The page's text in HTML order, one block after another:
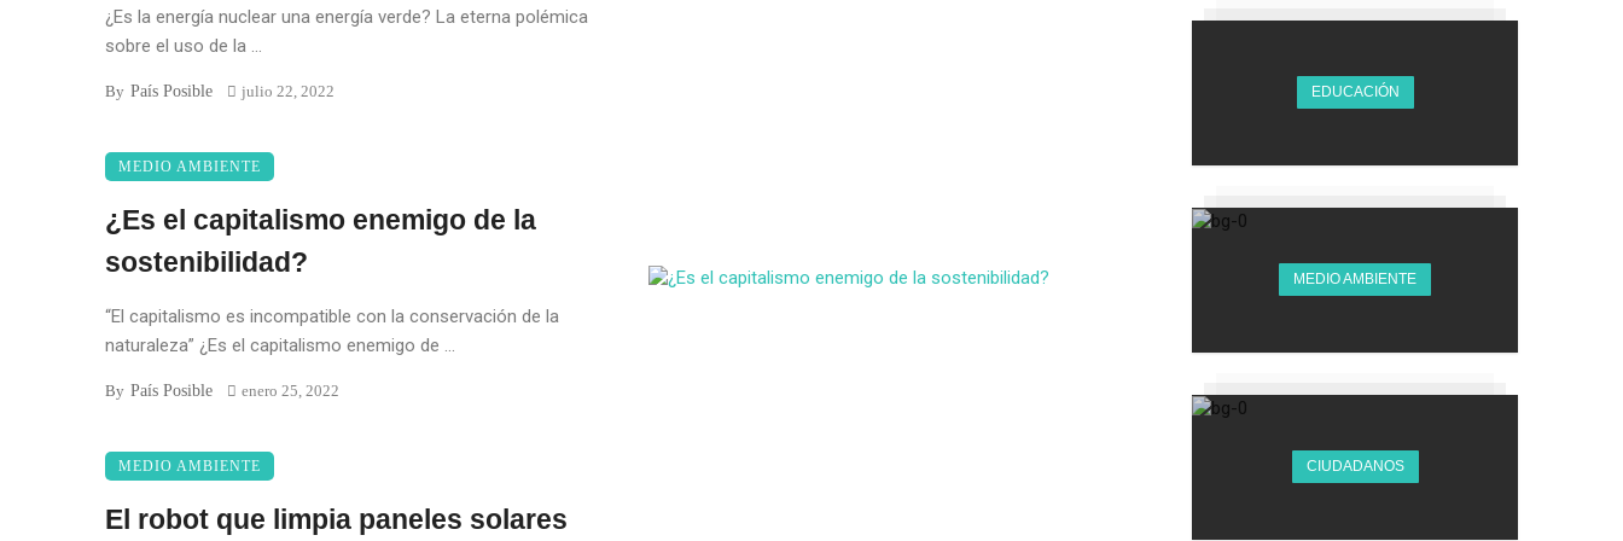
¿Es la energía nuclear una energía verde? La eterna polémica
sobre el uso de la ...
By País Posible julio 22, 2022
MEDIO AMBIENTE
¿Es el capitalismo enemigo de la
sostenibilidad?
“El capitalismo es incompatible con la conservación de la
naturaleza” ¿Es el capitalismo enemigo de ...
By País Posible enero 25, 2022
MEDIO AMBIENTE
El robot que limpia paneles solares
EDUCACIÓN
MEDIO AMBIENTE
CIUDADANOS